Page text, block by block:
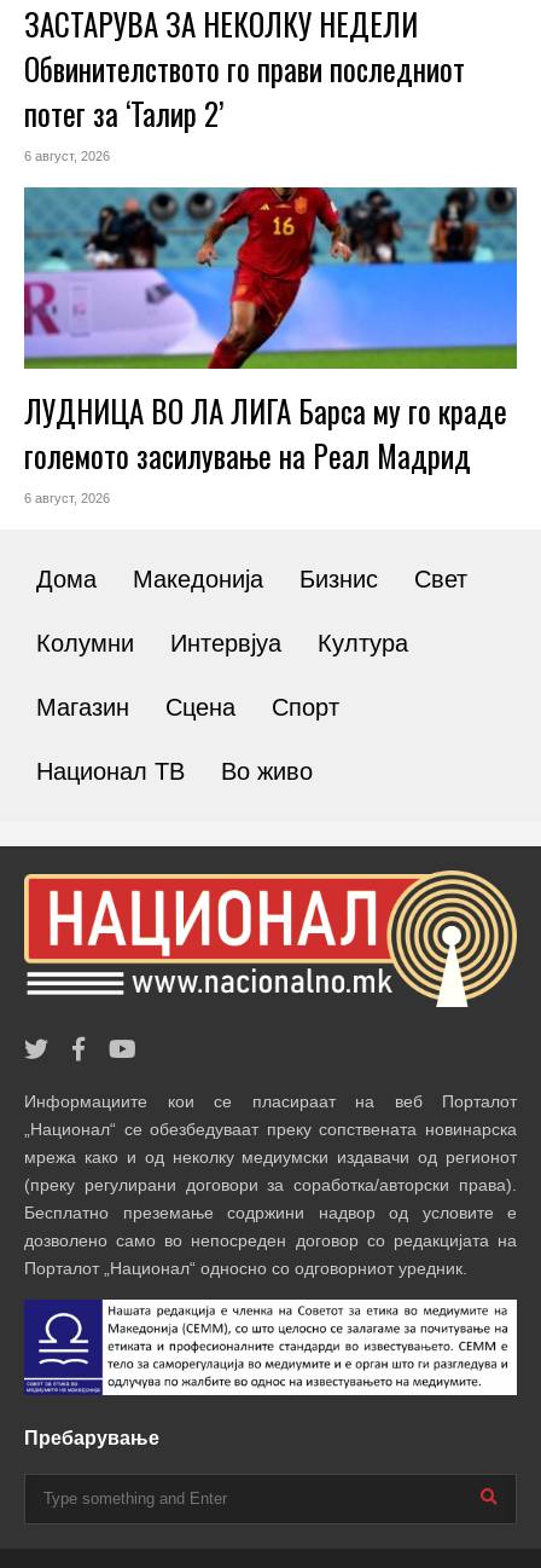
ЗАСТАРУВА ЗА НЕКОЛКУ НЕДЕЛИ
Обвинителството го прави последниот
потег за ‘Талир 2’
6 август, 2026
ЛУДНИЦА ВО ЛА ЛИГА Барса му го краде
големото засилување на Реал Мадрид
6 август, 2026
Дома Македонија Бизнис Свет
Колумни Интервјуа Култура
Магазин Сцена Спорт
Национал ТВ Во живо
Информациите кои се пласираат на веб Порталот
„Национал“ се обезбедуваат преку сопствената новинарска
мрежа како и од неколку медиумски издавачи од регионот
(преку регулирани договори за соработка/авторски права).
Бесплатно преземање содржини надвор од условите е
дозволено само во непосреден договор со редакцијата на
Порталот „Национал“ односно со одговорниот уредник.
Пребарување